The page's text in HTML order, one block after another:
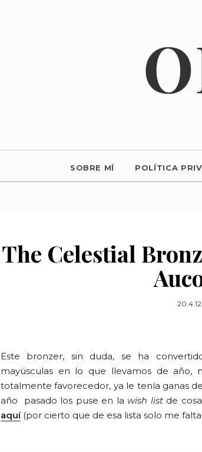
SOBRE MÍ POLÍTICA
The Celestial
20.4.12
Este bronzer, sin duda, se ha
mayúsculas en lo que llevamos de
totalmente favorecedor, ya le tenía ganas
año
pasado los puse en la wish listde
aquí (por cierto que de esa lista solo me